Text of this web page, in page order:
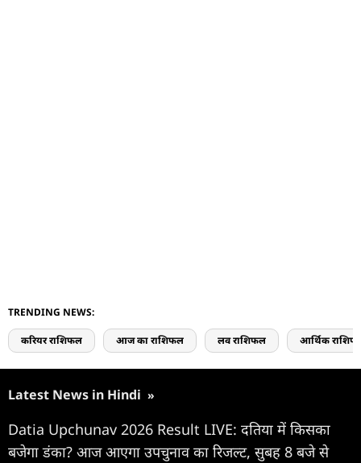
TRENDING NEWS:
करियर राशिफल आज का राशिफल लव राशिफल आर्थिक
Latest News in Hindi »
Datia Upchunav 2026 Result LIVE: दतिया में किसका
बजेगा डंका? आज आएगा उपचुनाव का रिजल्ट, सुबह 8 बजे से